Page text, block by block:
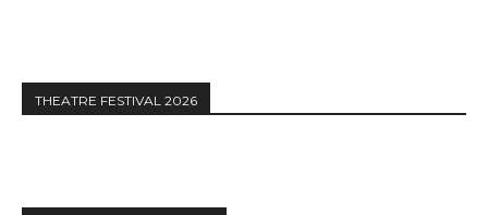
THEATRE FESTIVAL 2026